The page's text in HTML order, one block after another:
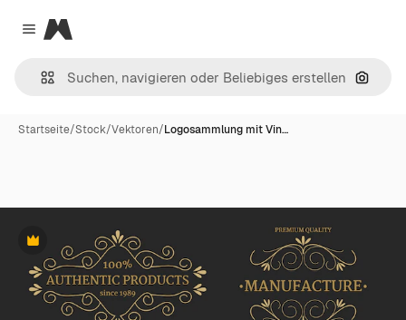
Close menu
Magnific
Nach
Startseite/Stock/Vektoren/Logosammlung mit Vin…
Premium